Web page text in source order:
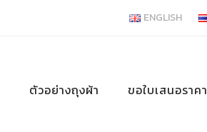
ENGLISH
ตัวอย่างถุงผ้า ขอใบเสนอราคา